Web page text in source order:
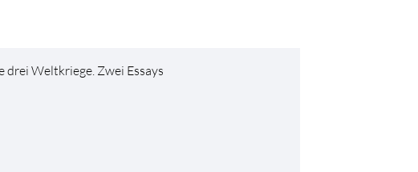
Weltkriege. Zwei Essays